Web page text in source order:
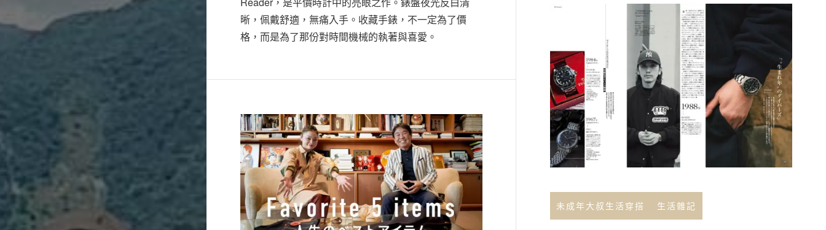
晰，佩戴舒適，無痛入手。收藏手錶，不一定為了價
格，而是為了那份對時間機械的執著與喜愛。
未成年大叔生活穿搭 生活雜記